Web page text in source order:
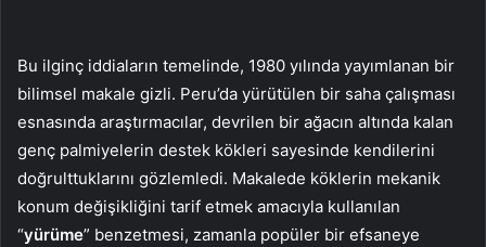
Bu ilginç iddiaların temelinde, 1980 yılında yayımlanan bir
bilimsel makale gizli. Peru’da yürütülen bir saha çalışması
esnasında araştırmacılar, devrilen bir ağacın altında kalan
genç palmiyelerin destek kökleri sayesinde kendilerini
doğrulttuklarını gözlemledi. Makalede köklerin mekanik
konum değişikliğini tarif etmek amacıyla kullanılan
“yürüme” benzetmesi, zamanla popüler bir efsaneye